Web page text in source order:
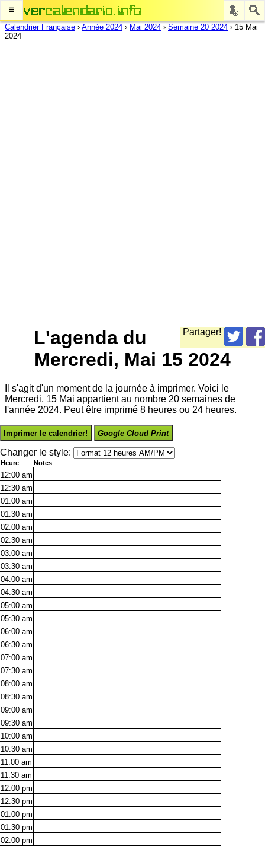
≡
Calendrier Française › Année 2024 › Mai 2024 › Semaine 20 2024 › 15 Mai
2024
Partager!
L'agenda du
Mercredi, Mai 15 2024
Il s'agit d'un moment de la journée à imprimer. Voici le
Mercredi, 15 Mai appartient au nombre 20 semaines de
l'année 2024. Peut être imprimé 8 heures ou 24 heures.
Imprimer le calendrier! Google Cloud Print
Changer le style:
Heure Notes
12:00 am
12:30 am
01:00 am
01:30 am
02:00 am
02:30 am
03:00 am
03:30 am
04:00 am
04:30 am
05:00 am
05:30 am
06:00 am
06:30 am
07:00 am
07:30 am
08:00 am
08:30 am
09:00 am
09:30 am
10:00 am
10:30 am
11:00 am
11:30 am
12:00 pm
12:30 pm
01:00 pm
01:30 pm
02:00 pm